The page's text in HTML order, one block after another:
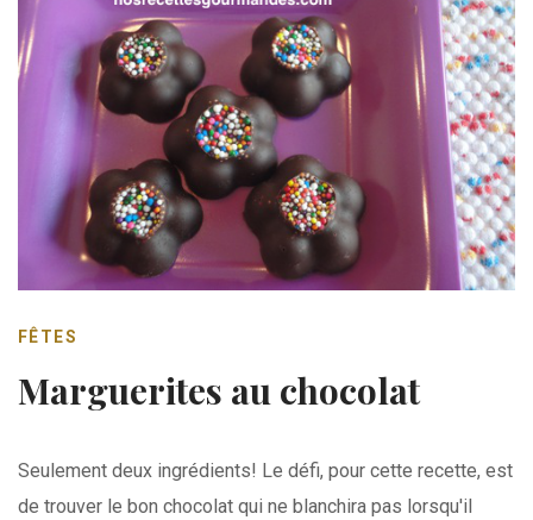
FÊTES
Marguerites au chocolat
Seulement deux ingrédients! Le défi, pour cette recette, est
de trouver le bon chocolat qui ne blanchira pas lorsqu'il